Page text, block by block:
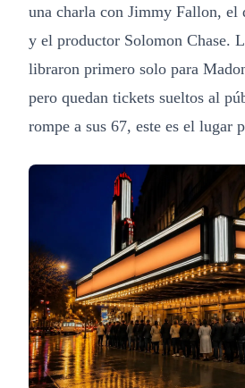
una charla con Jimmy Fallon,
y el productor Solomon Chase.
libraron primero solo para
pero quedan tickets sueltos al
rompe a sus 67, este es el lugar